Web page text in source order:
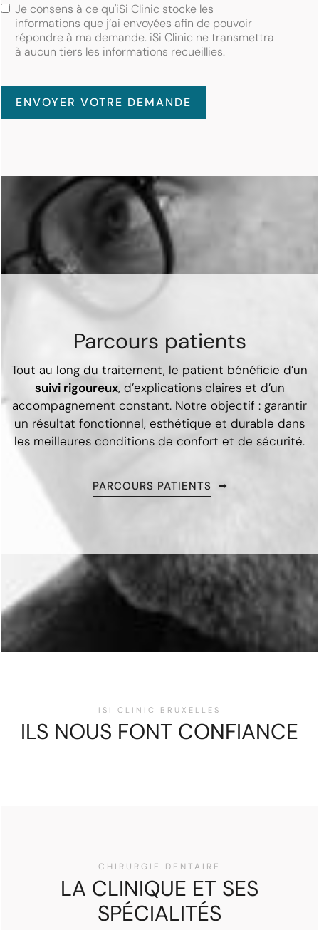
Je consens à ce qu'iSi Clinic stocke les
informations que j’ai envoyées afin de pouvoir
répondre à ma demande. iSi Clinic ne transmettra
à aucun tiers les informations recueillies.
ENVOYER VOTRE DEMANDE
Parcours patients
Tout au long du traitement, le patient bénéficie d’un
suivi rigoureux, d’explications claires et d’un
accompagnement constant. Notre objectif : garantir
un résultat fonctionnel, esthétique et durable dans
les meilleures conditions de confort et de sécurité.
PARCOURS PATIENTS
ISI CLINIC BRUXELLES
ILS NOUS FONT CONFIANCE
CHIRURGIE DENTAIRE
LA CLINIQUE ET SES
SPÉCIALITÉS